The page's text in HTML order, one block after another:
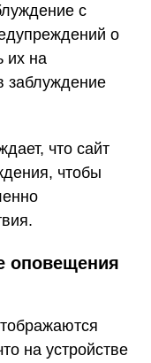
с
о
их на
заблуждение
что сайт
чтобы
оповещения
на устройстве